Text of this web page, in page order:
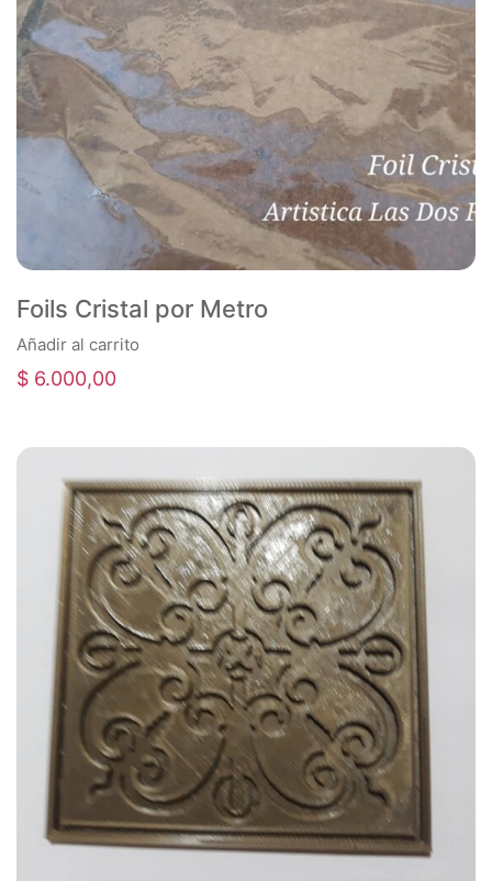
Foils Cristal por Metro
Añadir al carrito
$ 6.000,00